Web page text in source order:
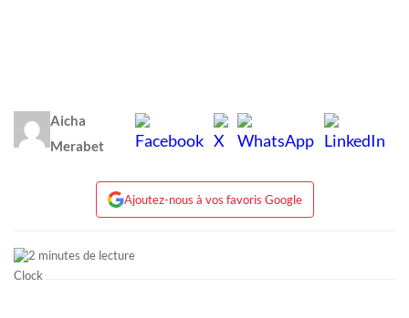
Aicha
Merabet
Ajoutez-nous à vos favoris Google
2 minutes de lecture